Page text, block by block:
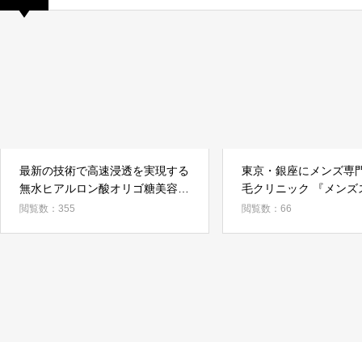
最新の技術で高速浸透を実現する
無水ヒアルロン酸オリゴ糖美容液
「セネシオプレミアトピカルセラ
閲覧数：355
東京・銀座にメンズ専
毛クリニック 『メンズ
リニック銀座院』が7
閲覧数：66